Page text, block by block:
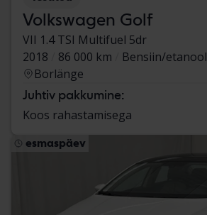
Volkswagen Golf
VII 1.4 TSI Multifuel 5dr
2018
86 000 km
Bensiin/etanool
Borlänge
Juhtiv pakkumine:
Koos rahastamisega
esmaspäev